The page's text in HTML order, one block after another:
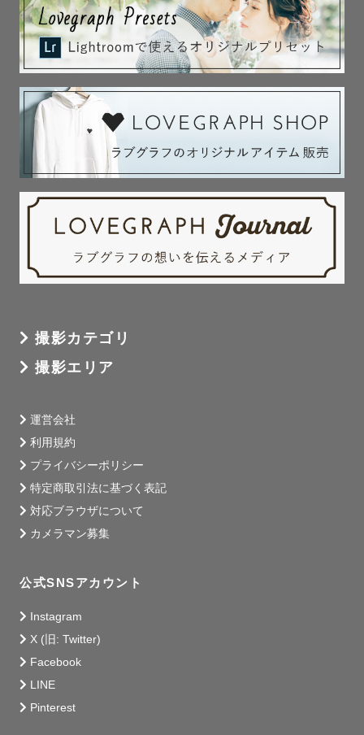
って心配でした。
だからその気持ちは
よーーーく分かります！
でも安心してください。
人見知りさんも
元気いっぱいさんも
イヤイヤ期さんも
どんな姿も全部が今のお子さんらしい
もちろん笑顔の写真も大切！
その上で、
泣き顔も怒っている顔も
思わず笑っちゃう面白い顔も
残したいと思っています。
撮影が予定通りに進まなくても
撮影カテゴリ
撮影エリア
運営会社
利用規約
プライバシーポリシー
特定商取引法に基づく表記
対応ブラウザについて
カメラマン募集
公式SNSアカウント
Instagram
X (旧: Twitter)
Facebook
LINE
Pinterest